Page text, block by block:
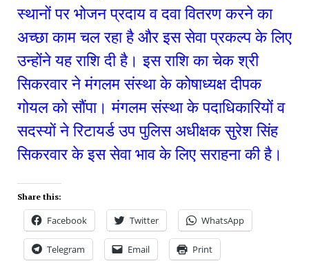
स्थानों पर भोजन प्रदाय व दवा वितरण करने का
अच्छा काम चल रहा है और इस सेवा प्रकल्प के लिए
उन्होंने यह राशि दी है। इस राशि का चेक श्री
सिकरवार ने मंगलम संस्था के कोषाध्यक्ष दीपक
गोयल को सौंपा। मंगलम संस्था के पदाधिकारियों व
सदस्यों ने रिटायर्ड उप पुलिस अधीक्षक सुरेश सिंह
सिकरवार के इस सेवा भाव के लिए सराहना की है।
Share this:
Facebook Twitter WhatsApp
Telegram Email Print